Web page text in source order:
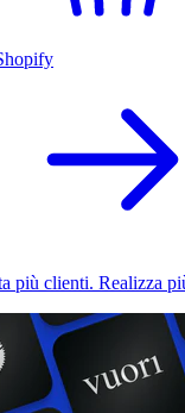
più clienti. Realizza